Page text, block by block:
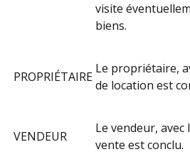
visite
biens.
PROPRIÉTAIRE
Le propriétaire,
de location est
VENDEUR
Le vendeur,
vente est conclu.